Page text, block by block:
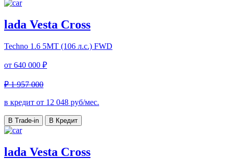
lada Vesta Cross
Techno 1.6 5MT (106 л.с.) FWD
от 640 000 ₽
₽ 1 957 000
в кредит от 12 048 руб/мес.
В Trade-in В Кредит
lada Vesta Cross